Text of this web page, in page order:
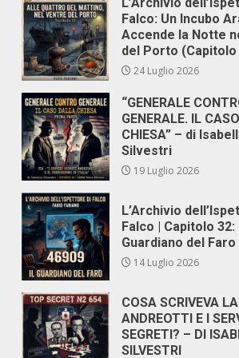
Falco: Un Incubo
Accende la Notte
del Porto (Capitolo
24 Luglio 2026
“GENERALE
GENERALE. IL
CHIESA” – di
Silvestri
19 Luglio 2026
L’Archivio
Falco | Capitolo 32:
Guardiano del Faro
14 Luglio 2026
COSA SCRIVEVA
ANDREOTTI E I
SEGRETI? – DI
SILVESTRI